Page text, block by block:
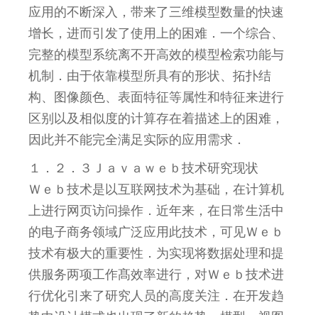
应用的不断深入，带来了三维模型数量的快速
增长，进而引发了使用上的困难．一个综合、
完整的模型系统离不开高效的模型检索功能与
机制．由于依靠模型所具有的形状、拓扑结
构、图像颜色、表面特征等属性和特征来进行
区别以及相似度的计算存在着描述上的困难，
因此并不能完全满足实际的应用需求．
１．２．３Ｊａｖａｗｅｂ技术研究现状
Ｗｅｂ技术是以互联网技术为基础，在计算机
上进行网页访问操作．近年来，在日常生活中
的电子商务领域广泛应用此技术，可见Ｗｅｂ
技术有极大的重要性．为实现将数据处理和提
供服务两项工作髙效率进行，对Ｗｅｂ技术进
行优化引来了研究人员的高度关注．在开发趋